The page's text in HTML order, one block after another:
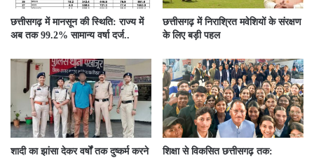
छत्तीसगढ़ में मानसून की स्थिति: राज्य में
अब तक 99.2% सामान्य वर्षा दर्ज..
छत्तीसगढ़ में निराश्रित मवेशियों के संरक्षण
के लिए बड़ी पहल
शादी का झांसा देकर वर्षों तक दुष्कर्म करने
शिक्षा से विकसित छत्तीसगढ़ तक: